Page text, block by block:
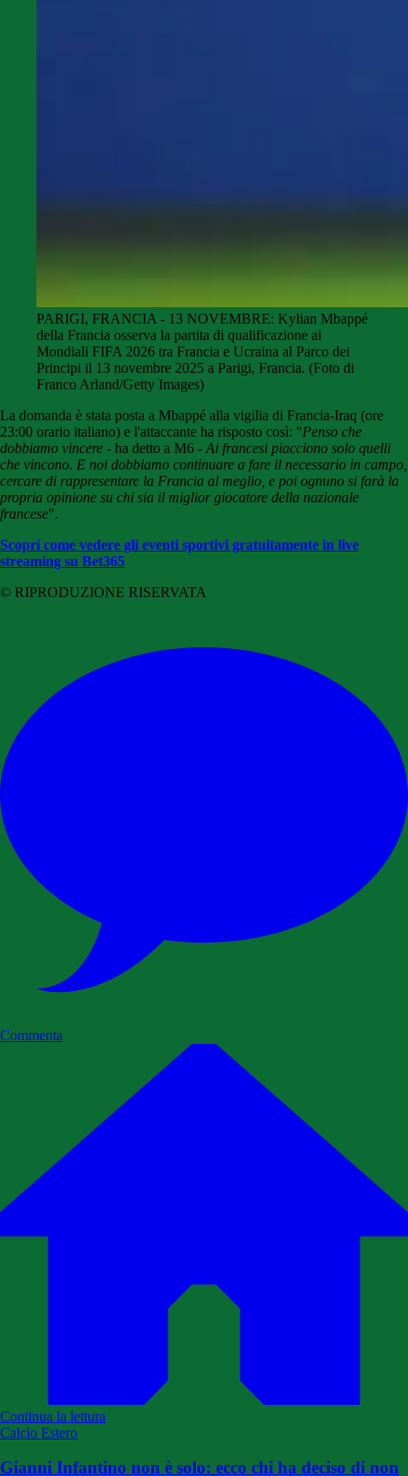
PARIGI, FRANCIA - 13 NOVEMBRE: Kylian Mbappé
della Francia osserva la partita di qualificazione ai
Mondiali FIFA 2026 tra Francia e Ucraina al Parco dei
Principi il 13 novembre 2025 a Parigi, Francia. (Foto di
Franco Arland/Getty Images)
La domanda è stata posta a Mbappé alla vigilia di Francia-Iraq (ore
23:00 orario italiano) e l'attaccante ha risposto così: "Penso che
dobbiamo vincere - ha detto a M6 - Ai francesi piacciono solo quelli
che vincono. E noi dobbiamo continuare a fare il necessario in campo,
cercare di rappresentare la Francia al meglio, e poi ognuno si farà la
propria opinione su chi sia il miglior giocatore della nazionale
francese".
Scopri come vedere gli eventi sportivi gratuitamente in live
streaming su Bet365
© RIPRODUZIONE RISERVATA
Commenta
Continua la lettura
Calcio Estero
Gianni Infantino non è solo: ecco chi ha deciso di non